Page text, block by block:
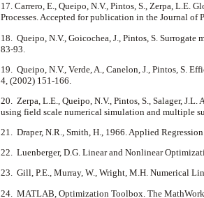
17. Carrero, E., Queipo, N.V., Pintos, S., Zerpa,
Processes. Accepted for publication in the Journal of
18. Queipo, N.V., Goicochea, J., Pintos, S.
83-93.
19. Queipo, N.V., Verde, A., Canelon, J., Pintos, S.
4, (2002) 151-166.
20. Zerpa, L.E., Queipo, N.V., Pintos, S., Salager,
using field scale numerical simulation and multiple
21. Draper, N.R., Smith, H., 1966. Applied
22. Luenberger, D.G. Linear and Nonlinear
23. Gill, P.E., Murray, W., Wright, M.H. Numerical
24. MATLAB, Optimization Toolbox. The